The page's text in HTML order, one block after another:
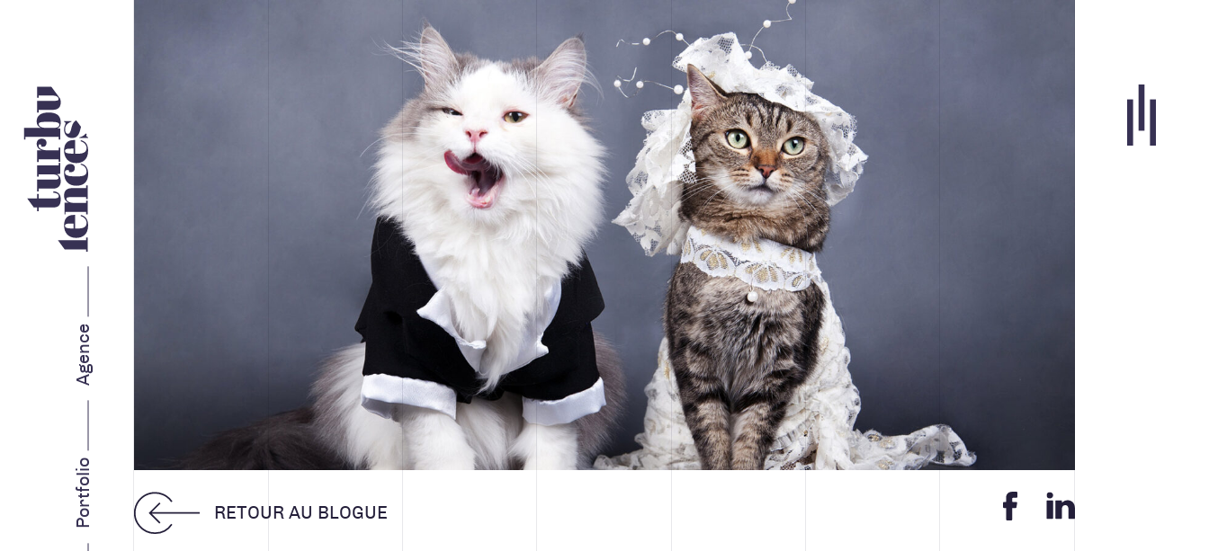
Portfolio
Agence
Nos services
CONCEPTION DE SITES WEB
CRÉATION, DESIGN ET
PRODUCTION
STRATÉGIE DE COMMUNICATION
INTELLIGENCE D’AFFAIRES STRATÉGIE MÉDIA ET PUBLICITÉ
STRATÉGIE MARKETING
Blogue
Contact
RETOUR AU BLOGUE